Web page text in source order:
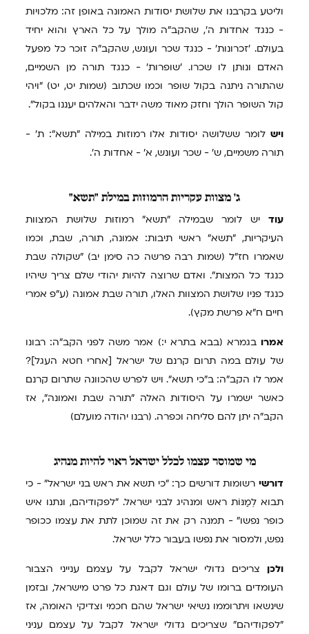
וליטע בקרבנו את שלושת יסודות האמונה באופן זה: מלכויות
- כנגד אחדות ה', שהקב"ה מולך על כל הארץ והוא יחיד
בעולם. 'זכרונות' - כנגד שכר ועונש, שהקב"ה זוכר כל מפעל
האדם ונותן לו שכרו. 'שופרות' - כנגד תורה מן השמיים,
שהתורה ניתנה בקול שופר וכמו שכתוב (שמות יט, יט) "ויהי
קול השופר הולך וחזק מאוד משה ידבר והאלהים יעננו בקול".
ויש לומר ששלושה יסודות אלו רמוזות במילה "תשא": ת' -
תורה משמיים, ש' - שכר ועונש, א' - אחדות ה'.
ג' מצוות עקריות הרמוזות במילת "תשא"
עוד יש לומר שבמילה "תשא" רמוזות שלושת המצוות
העיקריות, "תשא" ראשי תיבות: אמונה, תורה, שבת, וכמו
שאמרו חז"ל (שמות רבה פרשה כה סימן יב) "שקולה שבת
כנגד כל המצות". ואדם שרוצה להיות יהודי שלם צריך שיהיו
כנגד פניו שלושת המצוות האלו, תורה שבת אמונה (ע"פ אמרי
חיים ח"א פרשת מקץ).
אמרו בגמרא (בבא בתרא י:) אמר משה לפני הקב"ה: רבונו
של עולם במה תרום קרנם של ישראל [אחרי חטא העגל]?
אמר לו הקב"ה: ב"כי תשא". ויש לפרש שהכוונה שתרום קרנם
כאשר ישמרו על היסודות האלה "תורה שבת ואמונה", אז
הקב"ה יתן להם סליחה וכפרה. (רבנו יהודה מועלם)
מי שמוסר עצמו לכלל ישראל ראוי להיות מנהיג
דורשי רשומות דורשים כך: "כי תשא את ראש בני ישראל" - כי
תבוא לְמַנּוֹת ראש ומנהיג לבני ישראל. "לפקודיהם, ונתנו איש
כופר נפשו" - תמנה רק את זה שמוכן לתת את עצמו ככופר
נפש, ולמסור את נפשו בעבור כלל ישראל.
ולכן צריכים גדולי ישראל לקבל על עצמם ענייני הצבור
העומדים ברומו של עולם וגם דאגת כל פרט מישראל, ובזמן
שינשאו ויתרוממו נשיאי ישראל שהם חכמי וצדיקי האומה, אז
"לפקודיהם" שצריכים גדולי ישראל לקבל על עצמם עניני